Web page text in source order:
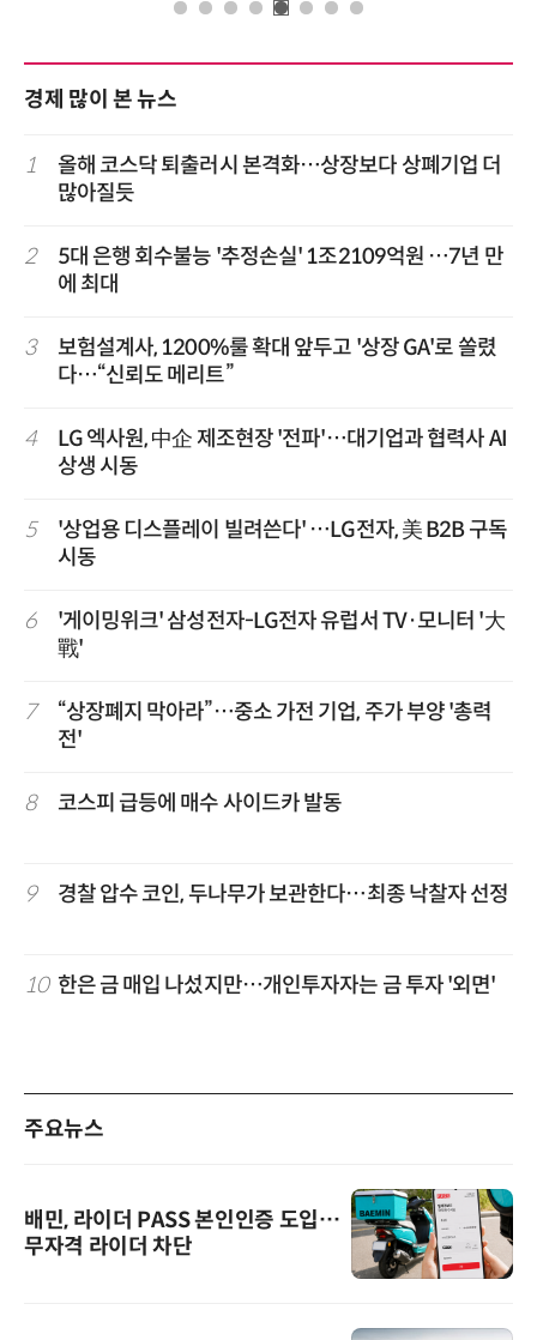
경제 많이 본 뉴스
1
올해 코스닥 퇴출러시 본격화…상장보다 상폐기업 더
많아질듯
2
5대 은행 회수불능 '추정손실' 1조2109억원 …7년 만
에 최대
3
보험설계사, 1200%룰 확대 앞두고 '상장 GA'로 쏠렸
다…“신뢰도 메리트”
4
LG 엑사원, 中企 제조현장 '전파'…대기업과 협력사 AI
상생 시동
5
'상업용 디스플레이 빌려쓴다' …LG전자, 美 B2B 구독
시동
6
'게이밍위크' 삼성전자-LG전자 유럽서 TV·모니터 '大
戰'
7
“상장폐지 막아라”…중소 가전 기업, 주가 부양 '총력
전'
8 코스피 급등에 매수 사이드카 발동
9 경찰 압수 코인, 두나무가 보관한다…최종 낙찰자 선정
10 한은 금 매입 나섰지만…개인투자자는 금 투자 '외면'
주요뉴스
배민, 라이더 PASS 본인인증 도입…
무자격 라이더 차단